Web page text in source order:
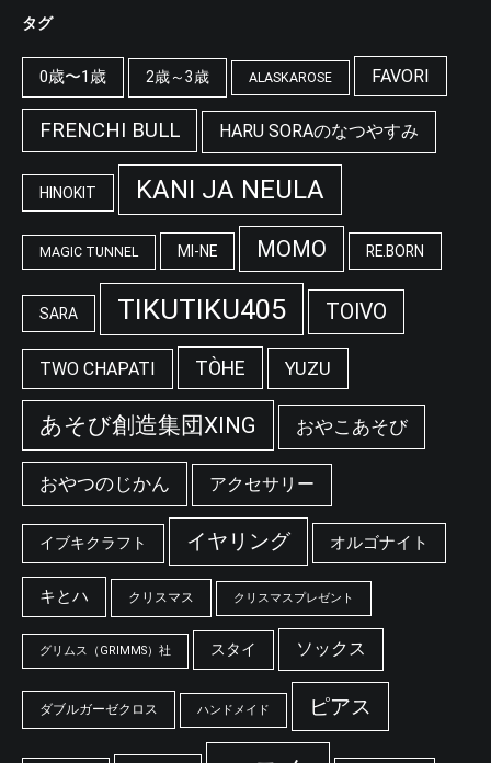
タグ
0歳〜1歳 2歳～3歳 ALASKAROSE FAVORI
FRENCHI BULL HARU SORAのなつやすみ
HINOKIT KANI JA NEULA
MAGIC TUNNEL MI-NE MOMO RE.BORN
SARA TIKUTIKU405 TOIVO
TWO CHAPATI TÒHE YUZU
あそび創造集団XING おやこあそび
おやつのじかん アクセサリー
イブキクラフト イヤリング オルゴナイト
キとハ クリスマス クリスマスプレゼント
グリムス（GRIMMS）社 スタイ ソックス
ダブルガーゼクロス ハンドメイド ピアス